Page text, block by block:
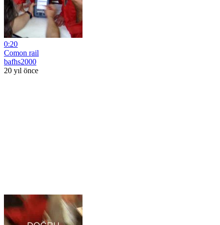
0:20
Comon rail
bafhs2000
20 yıl önce